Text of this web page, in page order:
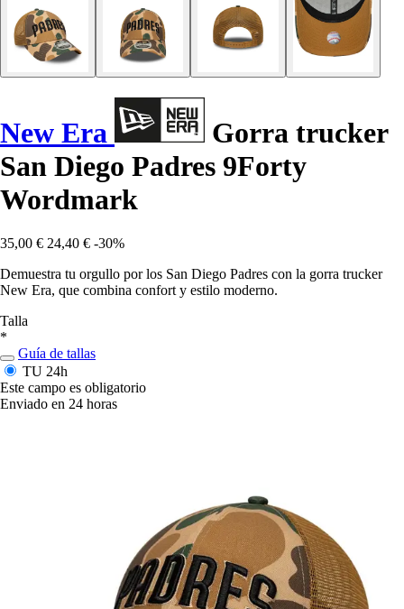
New Era
Gorra trucker
San Diego Padres 9Forty
Wordmark
35,00 € 24,40 € -30%
Demuestra tu orgullo por los San Diego Padres con la gorra trucker
New Era, que combina confort y estilo moderno.
Talla
*
Guía de tallas
TU 24h
Este campo es obligatorio
Enviado en 24 horas